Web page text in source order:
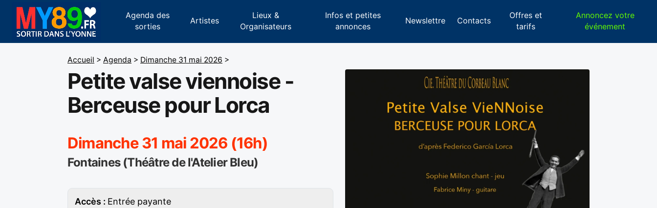
Agenda des
sorties
Artistes
Lieux &
Organisateurs
Infos et petites
annonces
Newslettre Contacts
Offres et
tarifs
Annoncez votre
événement
Accueil > Agenda > Dimanche 31 mai 2026 >
Petite valse viennoise -
Berceuse pour Lorca
Dimanche 31 mai 2026 (16h)
Fontaines (Théâtre de l'Atelier Bleu)
Accès : Entrée payante